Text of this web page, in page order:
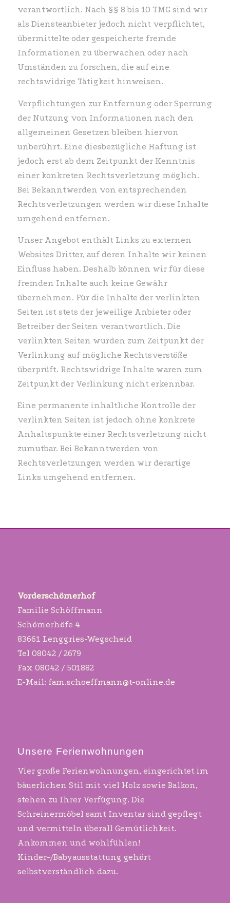
verantwortlich. Nach §§ 8 bis 10 TMG sind wir
als Diensteanbieter jedoch nicht verpflichtet,
übermittelte oder gespeicherte fremde
Informationen zu überwachen oder nach
Umständen zu forschen, die auf eine
rechtswidrige Tätigkeit hinweisen.
Verpflichtungen zur Entfernung oder Sperrung
der Nutzung von Informationen nach den
allgemeinen Gesetzen bleiben hiervon
unberührt. Eine diesbezügliche Haftung ist
jedoch erst ab dem Zeitpunkt der Kenntnis
einer konkreten Rechtsverletzung möglich.
Bei Bekanntwerden von entsprechenden
Rechtsverletzungen werden wir diese Inhalte
umgehend entfernen.
Unser Angebot enthält Links zu externen
Websites Dritter, auf deren Inhalte wir keinen
Einfluss haben. Deshalb können wir für diese
fremden Inhalte auch keine Gewähr
übernehmen. Für die Inhalte der verlinkten
Seiten ist stets der jeweilige Anbieter oder
Betreiber der Seiten verantwortlich. Die
verlinkten Seiten wurden zum Zeitpunkt der
Verlinkung auf mögliche Rechtsverstöße
überprüft. Rechtswidrige Inhalte waren zum
Zeitpunkt der Verlinkung nicht erkennbar.
Eine permanente inhaltliche Kontrolle der
verlinkten Seiten ist jedoch ohne konkrete
Anhaltspunkte einer Rechtsverletzung nicht
zumutbar. Bei Bekanntwerden von
Rechtsverletzungen werden wir derartige
Links umgehend entfernen.
Vorderschömerhof
Familie Schöffmann
Schömerhöfe 4
83661 Lenggries-Wegscheid
Tel 08042 / 2679
Fax 08042 / 501882
E-Mail: fam.schoeffmann@t-online.de
Unsere Ferienwohnungen
Vier große Ferienwohnungen, eingerichtet im
bäuerlichen Stil mit viel Holz sowie Balkon,
stehen zu Ihrer Verfügung. Die
Schreinermöbel samt Inventar sind gepflegt
und vermitteln überall Gemütlichkeit.
Ankommen und wohlfühlen!
Kinder-/Babyausstattung gehört
selbstverständlich dazu.